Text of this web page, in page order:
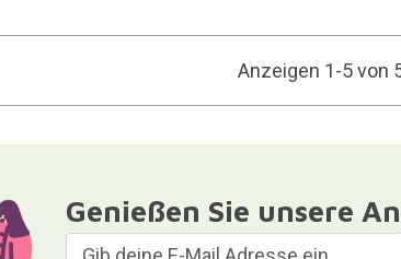
Anzeigen 1-5 von
Genießen Sie unsere